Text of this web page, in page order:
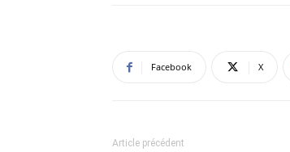
Facebook X
Article précédent